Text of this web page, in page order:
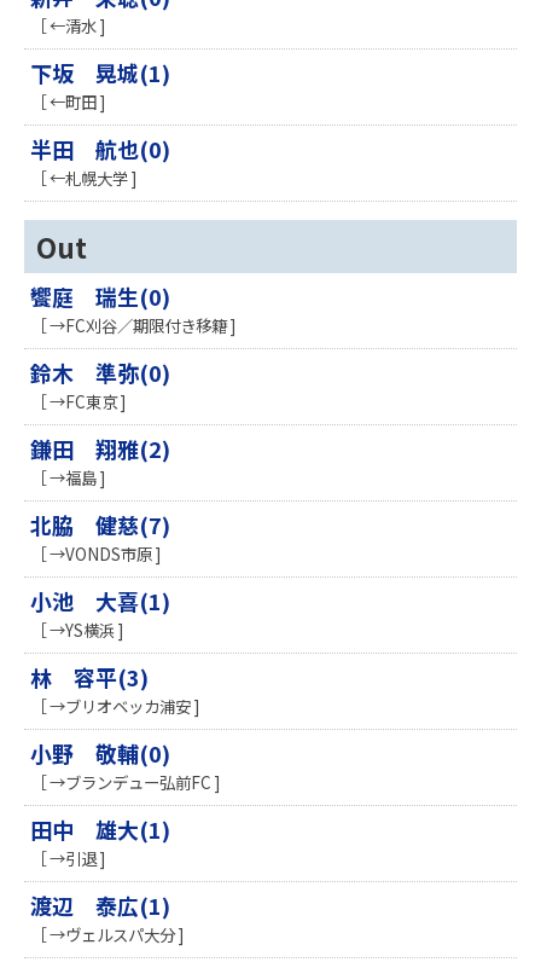
［ ←清水 ]
下坂 晃城(1)
［ ←町田 ]
半田 航也(0)
［ ←札幌大学 ]
Out
饗庭 瑞生(0)
［ →FC刈谷／期限付き移籍 ]
鈴木 準弥(0)
［ →FC東京 ]
鎌田 翔雅(2)
［ →福島 ]
北脇 健慈(7)
［ →VONDS市原 ]
小池 大喜(1)
［ →YS横浜 ]
林 容平(3)
［ →ブリオベッカ浦安 ]
小野 敬輔(0)
［ →ブランデュー弘前FC ]
田中 雄大(1)
［ →引退 ]
渡辺 泰広(1)
［ →ヴェルスパ大分 ]